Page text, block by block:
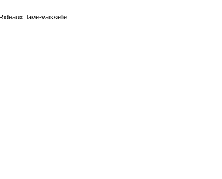
lave-vaisselle